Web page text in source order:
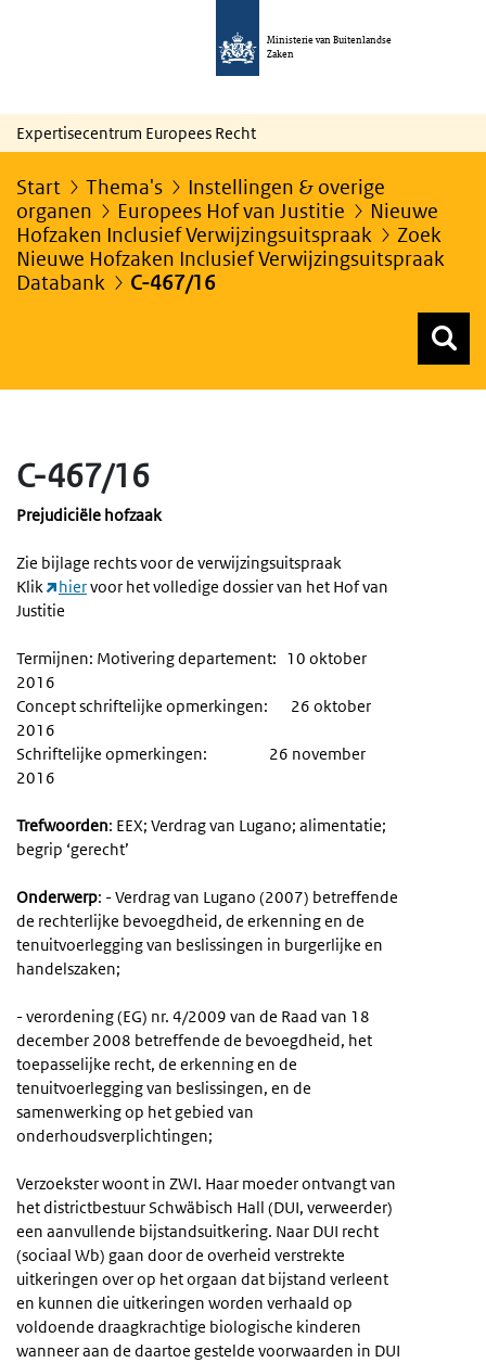
Ministerie van Buitenlandse
Zaken
Expertisecentrum Europees Recht
Start Thema's
Instellingen & overige
organen
Europees Hof van Justitie
Nieuwe
Hofzaken Inclusief Verwijzingsuitspraak
Zoek
Nieuwe Hofzaken Inclusief Verwijzingsuitspraak
Databank
C-467/16
C-467/16
Prejudiciële hofzaak
Zie bijlage rechts voor de verwijzingsuitspraak
Klik
hiervoor het volledige dossier van het Hof van
Justitie
Termijnen: Motivering departement: 10 oktober
2016
Concept schriftelijke opmerkingen: 26 oktober
2016
Schriftelijke opmerkingen: 26 november
2016
Trefwoorden: EEX; Verdrag van Lugano; alimentatie;
begrip ‘gerecht’
Onderwerp: - Verdrag van Lugano (2007) betreffende
de rechterlijke bevoegdheid, de erkenning en de
tenuitvoerlegging van beslissingen in burgerlijke en
handelszaken;
- verordening (EG) nr. 4/2009 van de Raad van 18
december 2008 betreffende de bevoegdheid, het
toepasselijke recht, de erkenning en de
tenuitvoerlegging van beslissingen, en de
samenwerking op het gebied van
onderhoudsverplichtingen;
Verzoekster woont in ZWI. Haar moeder ontvangt van
het districtbestuur Schwäbisch Hall (DUI, verweerder)
een aanvullende bijstandsuitkering. Naar DUI recht
(sociaal Wb) gaan door de overheid verstrekte
uitkeringen over op het orgaan dat bijstand verleent
en kunnen die uitkeringen worden verhaald op
voldoende draagkrachtige biologische kinderen
wanneer aan de daartoe gestelde voorwaarden in DUI